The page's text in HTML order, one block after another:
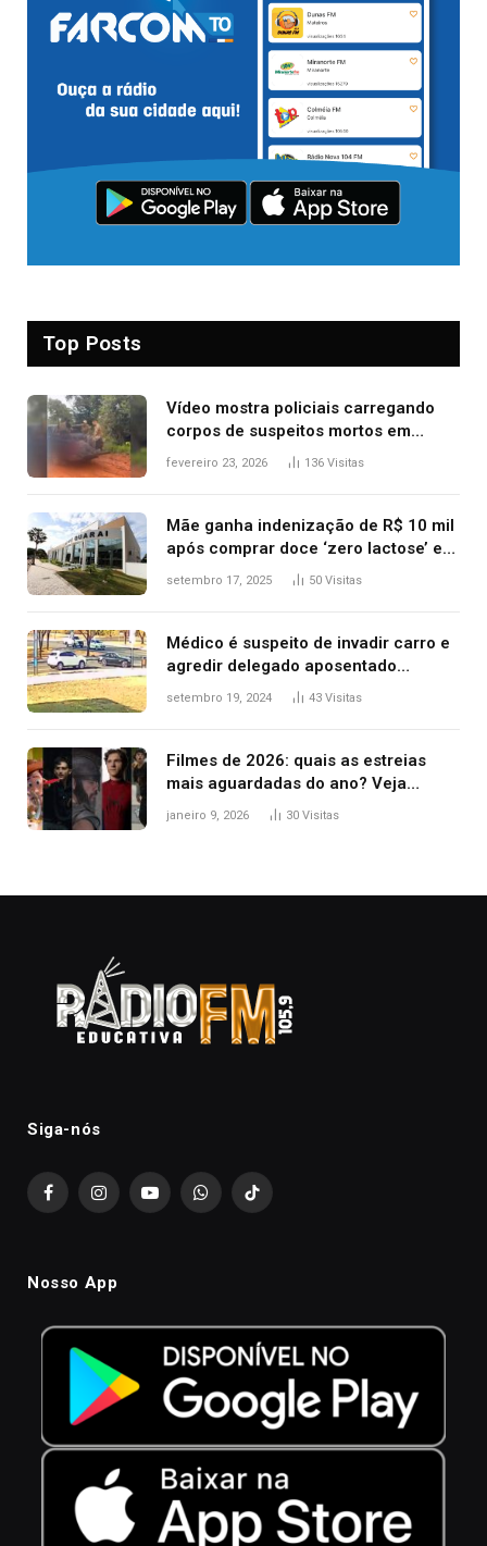
Top Posts
Vídeo mostra policiais carregando
corpos de suspeitos mortos em
confronto dentro de caminhonete
fevereiro 23, 2026 136 Visitas
Mãe ganha indenização de R$ 10 mil
após comprar doce ‘zero lactose’ e
filha ter reação alérgica grave
setembro 17, 2025 50 Visitas
Médico é suspeito de invadir carro e
agredir delegado aposentado
durante confusão no trânsito
setembro 19, 2024 43 Visitas
Filmes de 2026: quais as estreias
mais aguardadas do ano? Veja
principais lançamentos do cinema
janeiro 9, 2026 30 Visitas
Siga-nós
FacebookInstagramYouTubeWhatsAppTikTok
Nosso App